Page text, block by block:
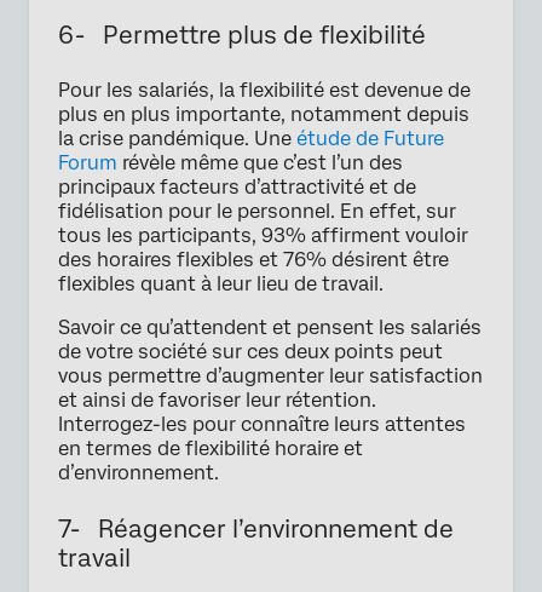
6- Permettre plus de flexibilité
Pour les salariés, la flexibilité est devenue de
plus en plus importante, notamment depuis
la crise pandémique. Une étude de Future
Forum révèle même que c’est l’un des
principaux facteurs d’attractivité et de
fidélisation pour le personnel. En effet, sur
tous les participants, 93% affirment vouloir
des horaires flexibles et 76% désirent être
flexibles quant à leur lieu de travail.
Savoir ce qu’attendent et pensent les salariés
de votre société sur ces deux points peut
vous permettre d’augmenter leur satisfaction
et ainsi de favoriser leur rétention.
Interrogez-les pour connaître leurs attentes
en termes de flexibilité horaire et
d’environnement.
7- Réagencer l’environnement de
travail